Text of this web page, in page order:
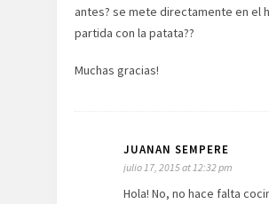
antes? se mete directamente en el
partida con la patata??
Muchas gracias!
JUANAN SEMPERE
julio 17, 2015 at 12:32 pm
Hola! No, no hace falta